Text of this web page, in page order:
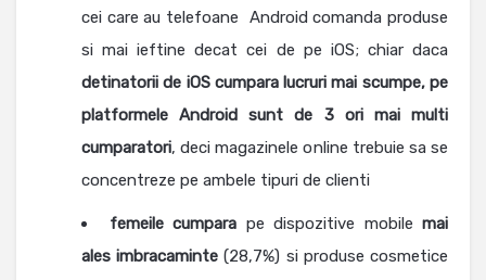
cei care au telefoane Android comanda produse
si mai ieftine decat cei de pe iOS; chiar daca
detinatorii de iOS cumpara lucruri mai scumpe, pe
platformele Android sunt de 3 ori mai multi
cumparatori, deci magazinele online trebuie sa se
concentreze pe ambele tipuri de clienti
femeile cumpara pe dispozitive mobile mai
ales imbracaminte (28,7%) si produse cosmetice